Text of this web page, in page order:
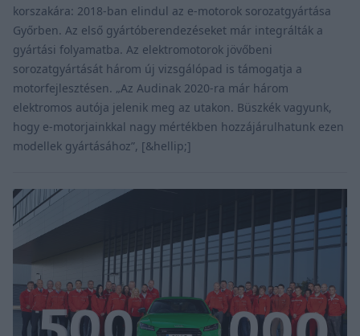
korszakára: 2018-ban elindul az e-motorok sorozatgyártása
Győrben. Az első gyártóberendezéseket már integrálták a
gyártási folyamatba. Az elektromotorok jövőbeni
sorozatgyártását három új vizsgálópad is támogatja a
motorfejlesztésen. „Az Audinak 2020-ra már három
elektromos autója jelenik meg az utakon. Büszkék vagyunk,
hogy e-motorjainkkal nagy mértékben hozzájárulhatunk ezen
modellek gyártásához”, [&hellip;]